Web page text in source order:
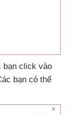
bạn click vào
bạn có thể